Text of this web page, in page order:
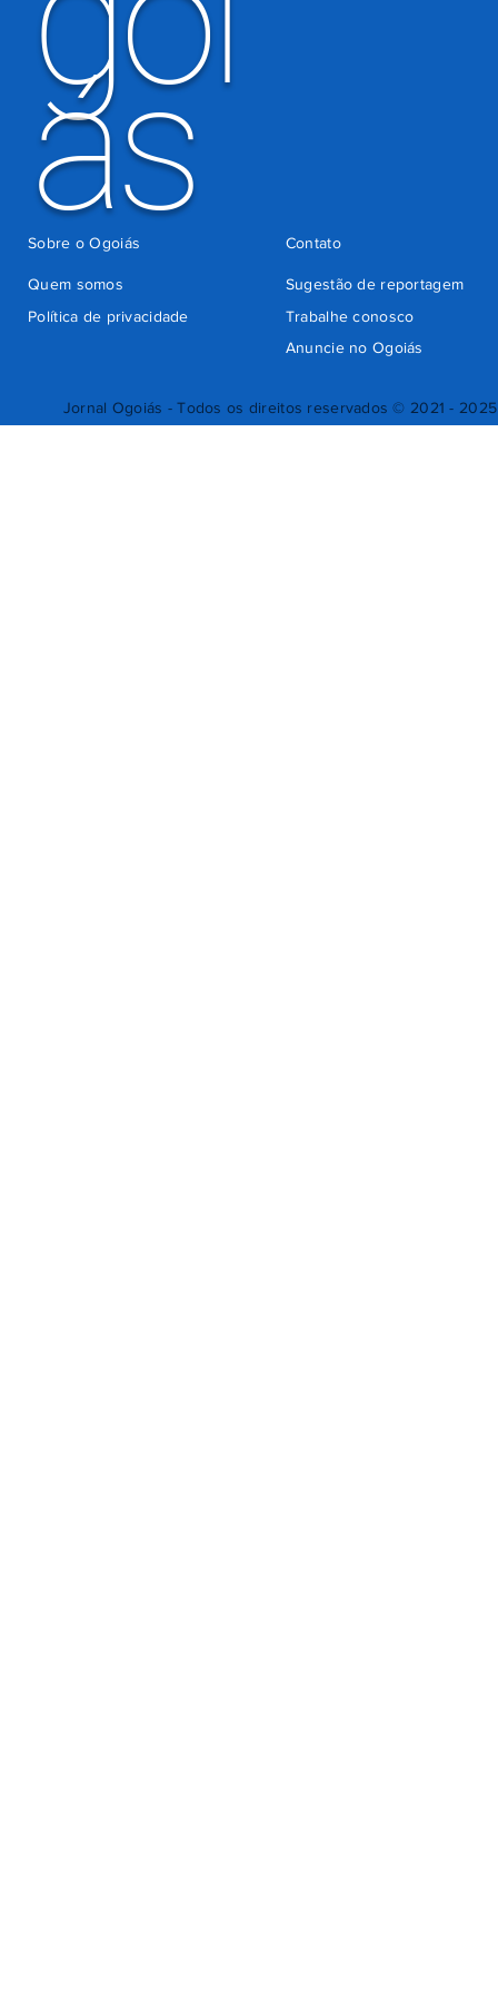
Jornal Ogoiás - Todos os direitos reservados © 2021 - 2025
ás
Quem somos
Sugestão de reportagem
Trabalhe conosco
Política de privacidade
Anuncie no Ogoiás
Contato
Sobre o Ogoiás